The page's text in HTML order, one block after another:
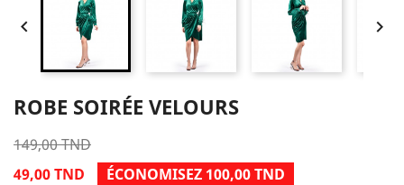
 
ROBE SOIRÉE VELOURS
149,00 TND
49,00 TND
ÉCONOMISEZ 100,00 TND